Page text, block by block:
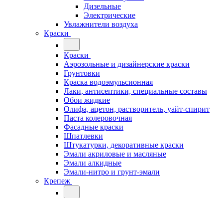
Дизельные
Электрические
Увлажнители воздуха
Краски
Краски
Аэрозольные и дизайнерские краски
Грунтовки
Краска водоэмульсионная
Лаки, антисептики, специальные составы
Обои жидкие
Олифа, ацетон, растворитель, уайт-спирит
Паста колеровочная
Фасадные краски
Шпатлевки
Штукатурки, декоративные краски
Эмали акриловые и масляные
Эмали алкидные
Эмали-нитро и грунт-эмали
Крепеж